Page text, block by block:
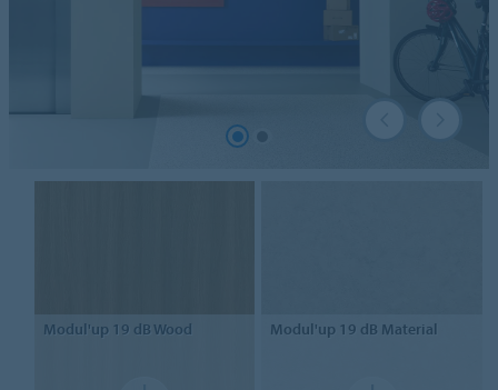
Modul'up19 dB Wood Modul'up 19 dB Material